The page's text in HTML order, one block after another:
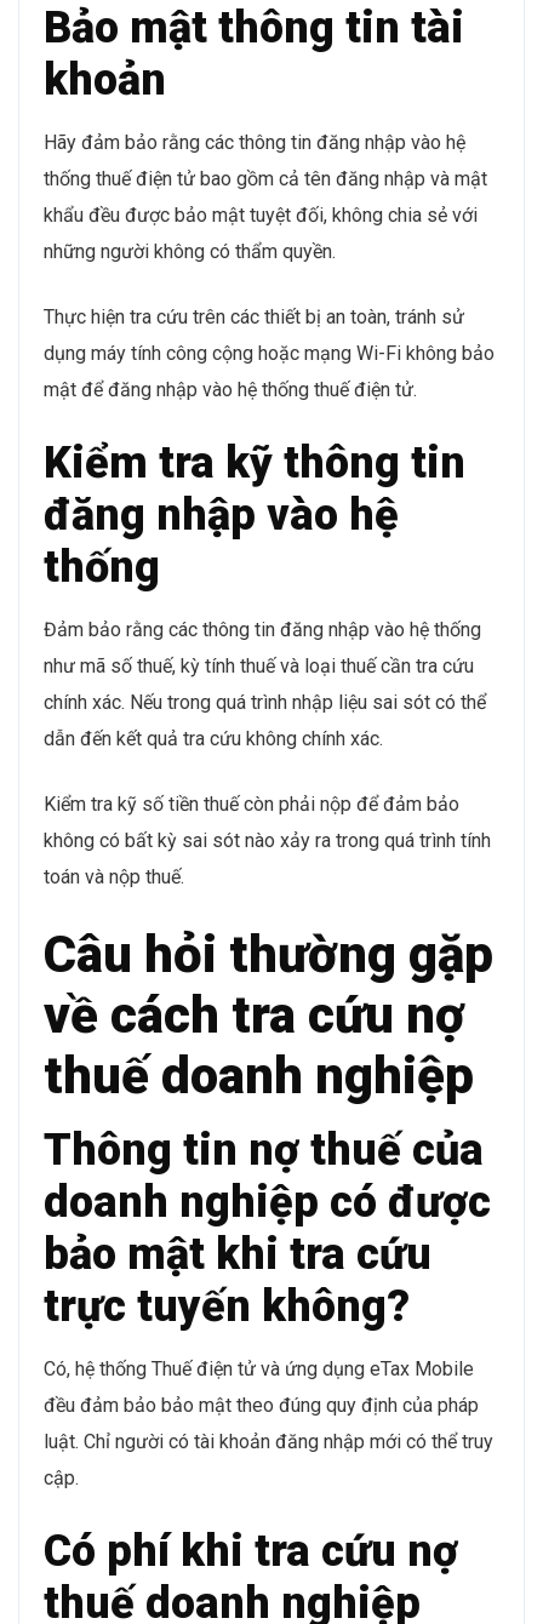
Bảo mật thông tin tài
khoản
Hãy đảm bảo rằng các thông tin đăng nhập vào hệ
thống thuế điện tử bao gồm cả tên đăng nhập và mật
khẩu đều được bảo mật tuyệt đối, không chia sẻ với
những người không có thẩm quyền.
Thực hiện tra cứu trên các thiết bị an toàn, tránh sử
dụng máy tính công cộng hoặc mạng Wi-Fi không bảo
mật để đăng nhập vào hệ thống thuế điện tử.
Kiểm tra kỹ thông tin
đăng nhập vào hệ
thống
Đảm bảo rằng các thông tin đăng nhập vào hệ thống
như mã số thuế, kỳ tính thuế và loại thuế cần tra cứu
chính xác. Nếu trong quá trình nhập liệu sai sót có thể
dẫn đến kết quả tra cứu không chính xác.
Kiểm tra kỹ số tiền thuế còn phải nộp để đảm bảo
không có bất kỳ sai sót nào xảy ra trong quá trình tính
toán và nộp thuế.
Câu hỏi thường gặp
về cách tra cứu nợ
thuế doanh nghiệp
Thông tin nợ thuế của
doanh nghiệp có được
bảo mật khi tra cứu
trực tuyến không?
Có, hệ thống Thuế điện tử và ứng dụng eTax Mobile
đều đảm bảo bảo mật theo đúng quy định của pháp
luật. Chỉ người có tài khoản đăng nhập mới có thể truy
cập.
Có phí khi tra cứu nợ
thuế doanh nghiệp